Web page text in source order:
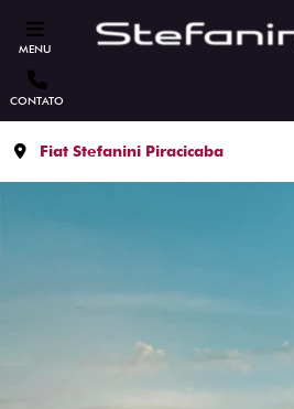
MENU
CONTATO
Fiat Stefanini Piracicaba